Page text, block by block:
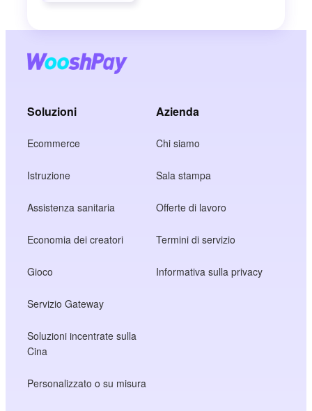
Soluzioni
Ecommerce
Istruzione
Assistenza sanitaria
Economia dei creatori
Gioco
Servizio Gateway
Soluzioni incentrate sulla
Cina
Personalizzato o su misura
Azienda
Chi siamo
Sala stampa
Offerte di lavoro
Termini di servizio
Informativa sulla privacy